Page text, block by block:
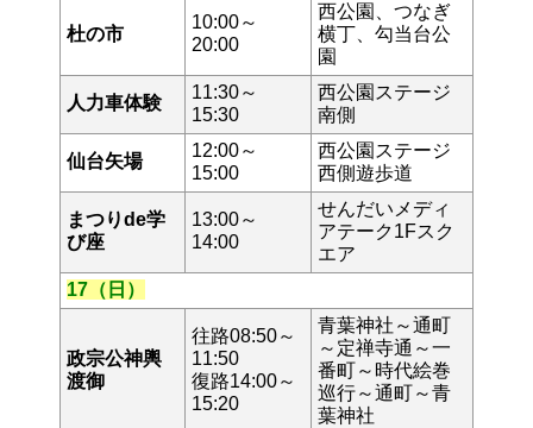
杜の市
10:00～
20:00
西公園、つなぎ
横丁、勾当台公
園
人力車体験
11:30～
15:30
西公園ステージ
南側
仙台矢場
12:00～
15:00
西公園ステージ
西側遊歩道
まつりde学
び座
13:00～
14:00
せんだいメディ
アテーク1Fスク
エア
17（日）
政宗公神輿
渡御
往路08:50～
11:50
復路14:00～
15:20
青葉神社～通町
～定禅寺通～一
番町～時代絵巻
巡行～通町～青
葉神社